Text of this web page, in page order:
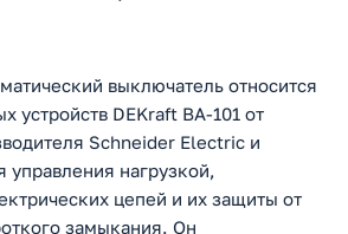
выключатель относится
устройств DEKraft ВА-101 от
Schneider Electric и
управления нагрузкой,
цепей и их защиты от
замыкания. Он